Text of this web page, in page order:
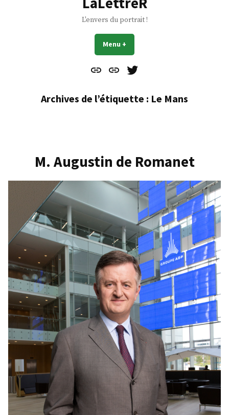
L'envers du portrait !
Menu +
Contact
À
Mes
Archives de l’étiquette : Le Mans
M. Augustin de Romanet